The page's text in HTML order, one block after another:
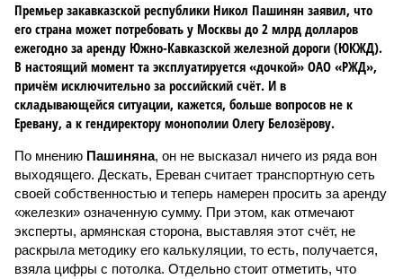
Премьер закавказской республики Никол Пашинян заявил, что
его страна может потребовать у Москвы до 2 млрд долларов
ежегодно за аренду Южно-Кавказской железной дороги (ЮКЖД).
В настоящий момент та эксплуатируется «дочкой» ОАО «РЖД»,
причём исключительно за российский счёт. И в
складывающейся ситуации, кажется, больше вопросов не к
Еревану, а к гендиректору монополии Олегу Белозёрову.
По мнению Пашиняна, он не высказал ничего из ряда вон
выходящего. Дескать, Ереван считает транспортную сеть
своей собственностью и теперь намерен просить за аренду
«железки» означенную сумму. При этом, как отмечают
эксперты, армянская сторона, выставляя этот счёт, не
раскрыла методику его калькуляции, то есть, получается,
взяла цифры с потолка. Отдельно стоит отметить, что